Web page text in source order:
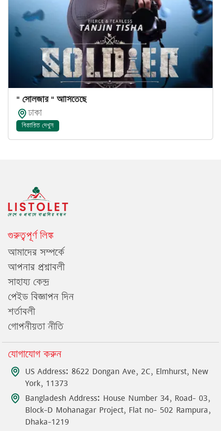
" সোলজার " আসিতেছে
ঢাকা
বিস্তারিত দেখুন
গুরুত্বপূর্ণ লিঙ্ক
আমাদের সম্পর্কে
আপনার প্রশ্নাবলী
সাহায্য কেন্দ্র
পেইড বিজ্ঞাপন দিন
শর্তাবলী
গোপনীয়তা নীতি
যোগাযোগ করুন
US Address: 8622 Dongan Ave, 2C, Elmhurst, New
York, 11373
Bangladesh Address: House Number 34, Road- 03,
Block-D Mohanagar Project, Flat no- 502 Rampura,
Dhaka-1219